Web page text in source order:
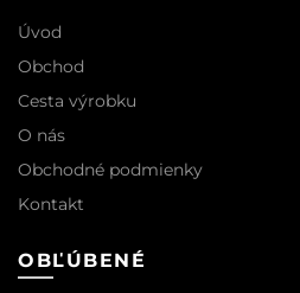
Úvod
Obchod
Cesta výrobku
O nás
Obchodné podmienky
Kontakt
OBĽÚBENÉ